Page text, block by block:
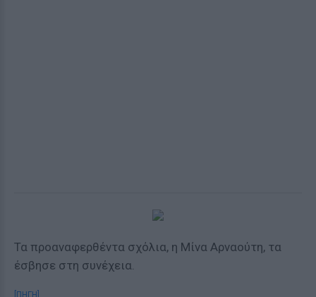
Τα προαναφερθέντα σχόλια, η Μίνα Αρναούτη, τα
έσβησε στη συνέχεια.
[ΠΗΓΗ]